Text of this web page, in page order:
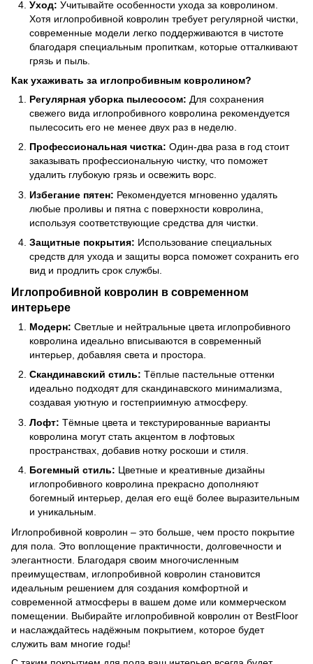
Уход: Учитывайте особенности ухода за ковролином.
Хотя иглопробивной ковролин требует регулярной чистки,
современные модели легко поддерживаются в чистоте
благодаря специальным пропиткам, которые отталкивают
грязь и пыль.
Как ухаживать за иглопробивным ковролином?
Регулярная уборка пылесосом: Для сохранения
свежего вида иглопробивного ковролина рекомендуется
пылесосить его не менее двух раз в неделю.
Профессиональная чистка: Один-два раза в год стоит
заказывать профессиональную чистку, что поможет
удалить глубокую грязь и освежить ворс.
Избегание пятен: Рекомендуется мгновенно удалять
любые проливы и пятна с поверхности ковролина,
используя соответствующие средства для чистки.
Защитные покрытия: Использование специальных
средств для ухода и защиты ворса поможет сохранить его
вид и продлить срок службы.
Иглопробивной ковролин в современном
интерьере
Модерн: Светлые и нейтральные цвета иглопробивного
ковролина идеально вписываются в современный
интерьер, добавляя света и простора.
Скандинавский стиль: Тёплые пастельные оттенки
идеально подходят для скандинавского минимализма,
создавая уютную и гостеприимную атмосферу.
Лофт: Тёмные цвета и текстурированные варианты
ковролина могут стать акцентом в лофтовых
пространствах, добавив нотку роскоши и стиля.
Богемный стиль: Цветные и креативные дизайны
иглопробивного ковролина прекрасно дополняют
богемный интерьер, делая его ещё более выразительным
и уникальным.
Иглопробивной ковролин – это больше, чем просто покрытие
для пола. Это воплощение практичности, долговечности и
элегантности. Благодаря своим многочисленным
преимуществам, иглопробивной ковролин становится
идеальным решением для создания комфортной и
современной атмосферы в вашем доме или коммерческом
помещении. Выбирайте иглопробивной ковролин от BestFloor
и наслаждайтесь надёжным покрытием, которое будет
служить вам многие годы!